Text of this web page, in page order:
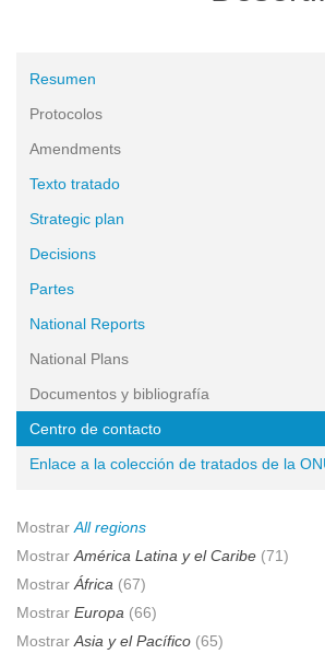
Resumen
Protocolos
Amendments
Texto tratado
Strategic plan
Decisions
Partes
National Reports
National Plans
Documentos y bibliografía
Centro de contacto
Enlace a la colección de tratados de la
Mostrar All regions
Mostrar América Latina y el Caribe (71)
Mostrar África (67)
Mostrar Europa (66)
Mostrar Asia y el Pacífico (65)